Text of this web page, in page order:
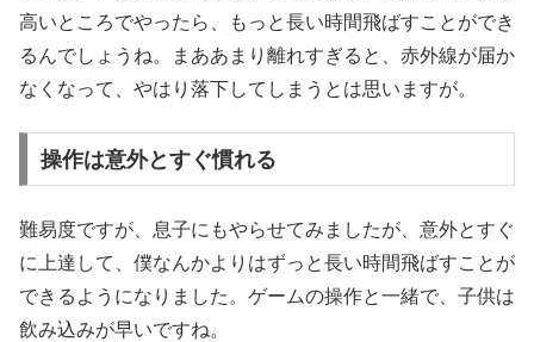
高いところでやったら、もっと長い時間飛ばすことができ
るんでしょうね。まああまり離れすぎると、赤外線が届か
なくなって、やはり落下してしまうとは思いますが。
操作は意外とすぐ慣れる
難易度ですが、息子にもやらせてみましたが、意外とすぐ
に上達して、僕なんかよりはずっと長い時間飛ばすことが
できるようになりました。ゲームの操作と一緒で、子供は
飲み込みが早いですね。